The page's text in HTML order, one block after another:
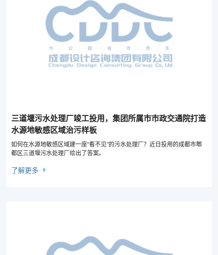
三道堰污水处理厂竣工投用，集团所属市市政交通院打造
水源地敏感区域治污样板
如何在水源地敏感区域建一座“看不见”的污水处理厂？近日投用的成都市郫
都区三道堰污水处理厂给出了答案。
了解更多